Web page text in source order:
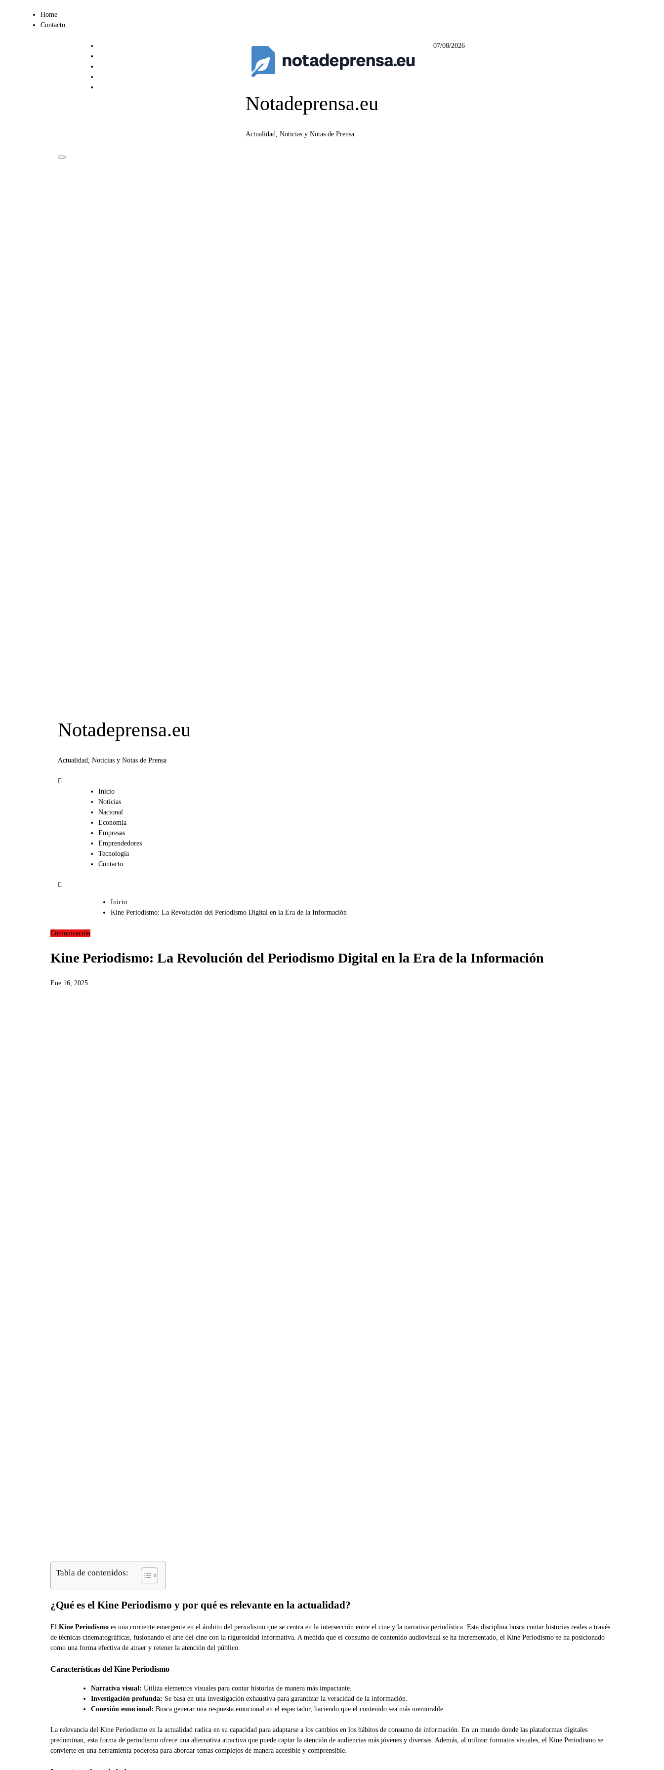
Home
Contacto
Notadeprensa.eu
Actualidad, Noticias y Notas de Prensa
07/08/2026
Notadeprensa.eu
Actualidad, Noticias y Notas de Prensa
Inicio
Noticias
Nacional
Economía
Empresas
Emprendedores
Tecnología
Contacto
Inicio
Kine Periodismo: La Revolución del Periodismo Digital en la Era de la Información
Comunicación
Kine Periodismo: La Revolución del Periodismo Digital en la Era de la Información
Ene 16, 2025
Tabla de contenidos:
¿Qué es el Kine Periodismo y por qué es relevante en la actualidad?
El Kine Periodismo es una corriente emergente en el ámbito del periodismo que se centra en la intersección entre el cine y la narrativa periodística. Esta disciplina busca contar historias reales a través
de técnicas cinematográficas, fusionando el arte del cine con la rigurosidad informativa. A medida que el consumo de contenido audiovisual se ha incrementado, el Kine Periodismo se ha posicionado
como una forma efectiva de atraer y retener la atención del público.
Características del Kine Periodismo
Narrativa visual: Utiliza elementos visuales para contar historias de manera más impactante.
Investigación profunda: Se basa en una investigación exhaustiva para garantizar la veracidad de la información.
Conexión emocional: Busca generar una respuesta emocional en el espectador, haciendo que el contenido sea más memorable.
La relevancia del Kine Periodismo en la actualidad radica en su capacidad para adaptarse a los cambios en los hábitos de consumo de información. En un mundo donde las plataformas digitales
predominan, esta forma de periodismo ofrece una alternativa atractiva que puede captar la atención de audiencias más jóvenes y diversas. Además, al utilizar formatos visuales, el Kine Periodismo se
convierte en una herramienta poderosa para abordar temas complejos de manera accesible y comprensible.